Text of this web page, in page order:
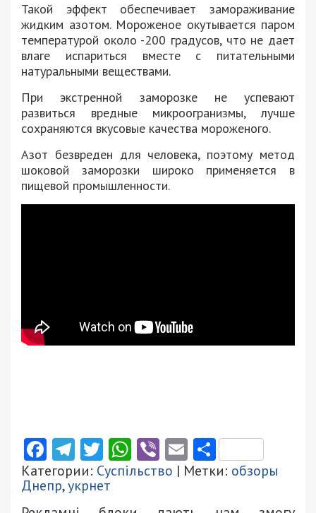
Такой эффект обеспечивает замораживание
жидким азотом. Мороженое окутывается паром
температурой около -200 градусов, что не дает
влаге испариться вместе с питательными
натуральными веществами.
При экстренной заморозке не успевают
развиться вредные микроогранизмы, лучше
сохраняются вкусовые качества мороженого.
Азот безвреден для человека, поэтому метод
шоковой заморозки широко применяется в
пищевой промышленности.
Facebook
Telegram
Twitter
WhatsApp
ViberEmail
Категории: Суспільство | Метки: обзоры
Днепр,укрнет